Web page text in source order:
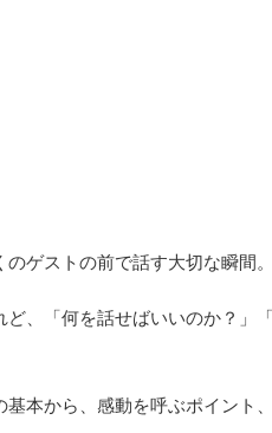
ゲストの前で話す大切な瞬間。
、「何を話せばいいのか？」
本から、感動を呼ぶポイント